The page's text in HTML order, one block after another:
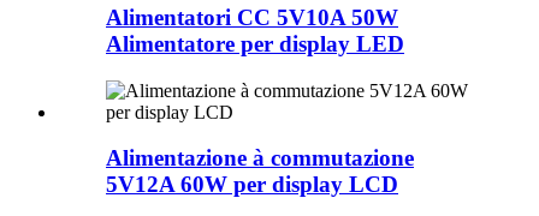
Alimentatori CC 5V10A 50W
Alimentatore per display LED
Alimentazione à commutazione
5V12A 60W per display LCD